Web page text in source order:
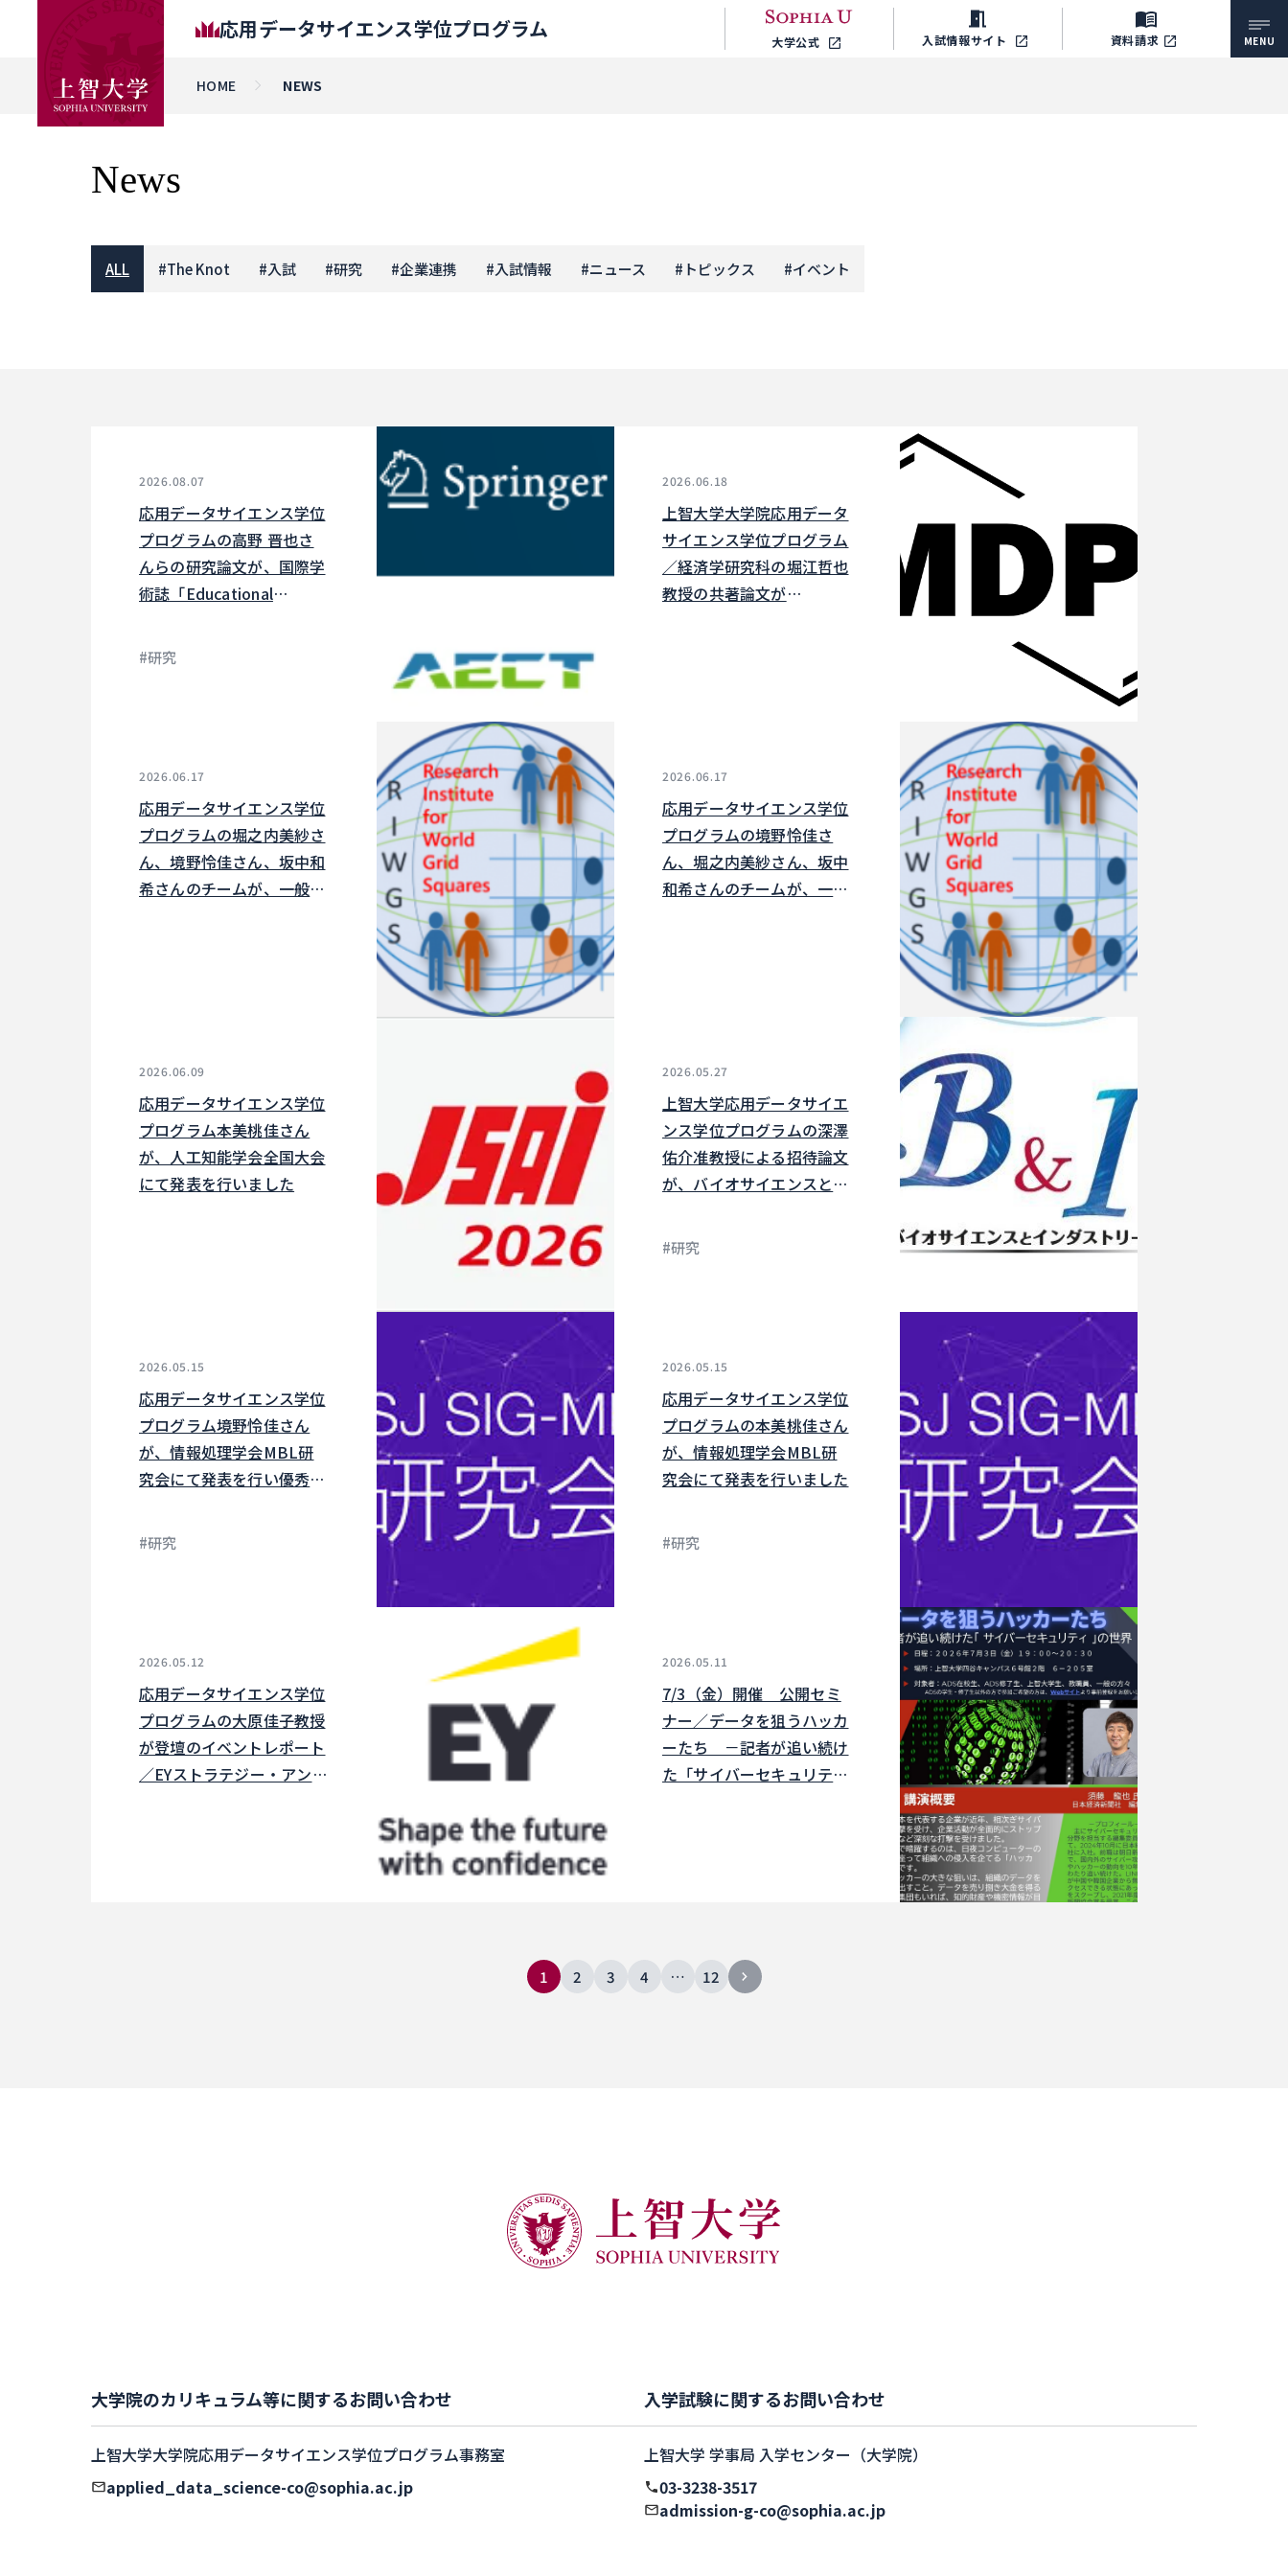
応用データサイエンス学位プログラム 大学公式 入試情報サイト 資料請求 MENU
HOME NEWS
News
ALL #The Knot #入試 #研究 #企業連携 #入試情報 #ニュース # トピックス #イベント
2026.08.07
応用データサイエンス学位
プログラムの高野 晋也さ
んらの研究論文が、国際学
術誌「Educational
and Development」に掲
#研究
2026.06.18
上智大学大学院応用データ
サイエンス学位プログラム
／経済学研究科の堀江哲也
教授の共著論文が
2026.06.17
応用データサイエンス学位
プログラムの堀之内美紗さ
ん、境野怜佳さん、坂中和
希さんのチームが、一般社
2026.06.17
応用データサイエンス学位
プログラムの境野怜佳さ
ん、堀之内美紗さん、坂中
和希さんのチームが、一般
2026.06.09
応用データサイエンス学位
プログラム本美桃佳さん
が、人工知能学会全国大会
にて発表を行いました
2026.05.27
上智大学応用データサイエ
ンス学位プログラムの深澤
佑介准教授による招待論文
が、バイオサイエンスとイ
に掲載されました
#研究
2026.05.15
応用データサイエンス学位
プログラム境野怜佳さん
が、情報処理学会MBL研
究会にて発表を行い優秀ポ
#研究
2026.05.15
応用データサイエンス学位
プログラムの本美桃佳さん
が、情報処理学会MBL研
究会にて発表を行いました
#研究
2026.05.12
応用データサイエンス学位
プログラムの大原佳子教授
が登壇のイベントレポート
／EYストラテジー・アン
2026.05.11
7/3（金）開催 公開セミ
ナー／データを狙うハッカ
ーたち －記者が追い続け
た「サイバーセキュリテ
1 2 3 4 … 12
大学院のカリキュラム等に関するお問い合わせ
上智大学大学院応用データサイエンス学位プログラム事務室
applied_data_science-co@sophia.ac.jp
入学試験に関するお問い合わせ
上智大学 学事局 入学センター（大学院）
03-3238-3517
admission-g-co@sophia.ac.jp